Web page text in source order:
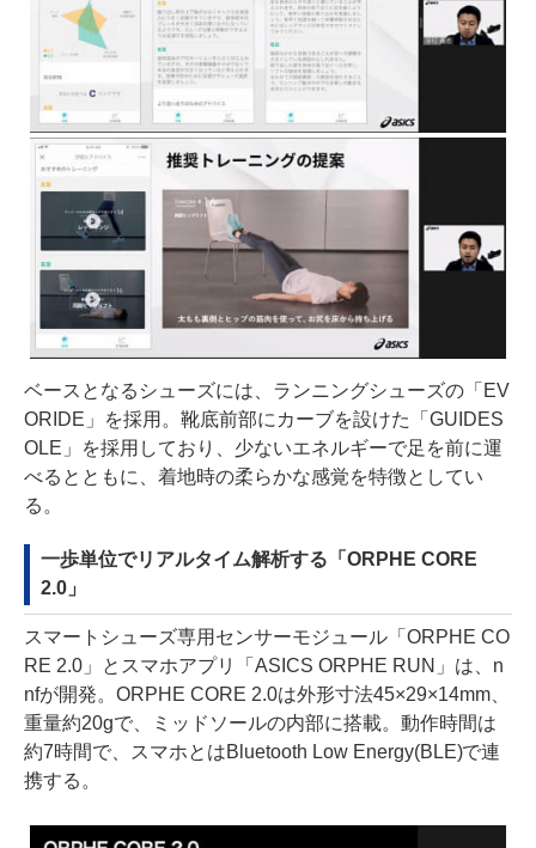
ベースとなるシューズには、ランニングシューズの「EV
ORIDE」を採用。靴底前部にカーブを設けた「GUIDES
OLE」を採用しており、少ないエネルギーで足を前に運
べるとともに、着地時の柔らかな感覚を特徴としてい
る。
一歩単位でリアルタイム解析する「ORPHE CORE
2.0」
スマートシューズ専用センサーモジュール「ORPHE CO
RE 2.0」とスマホアプリ「ASICS ORPHE RUN」は、n
nfが開発。ORPHE CORE 2.0は外形寸法45×29×14mm、
重量約20gで、ミッドソールの内部に搭載。動作時間は
約7時間で、スマホとはBluetooth Low Energy(BLE)で連
携する。